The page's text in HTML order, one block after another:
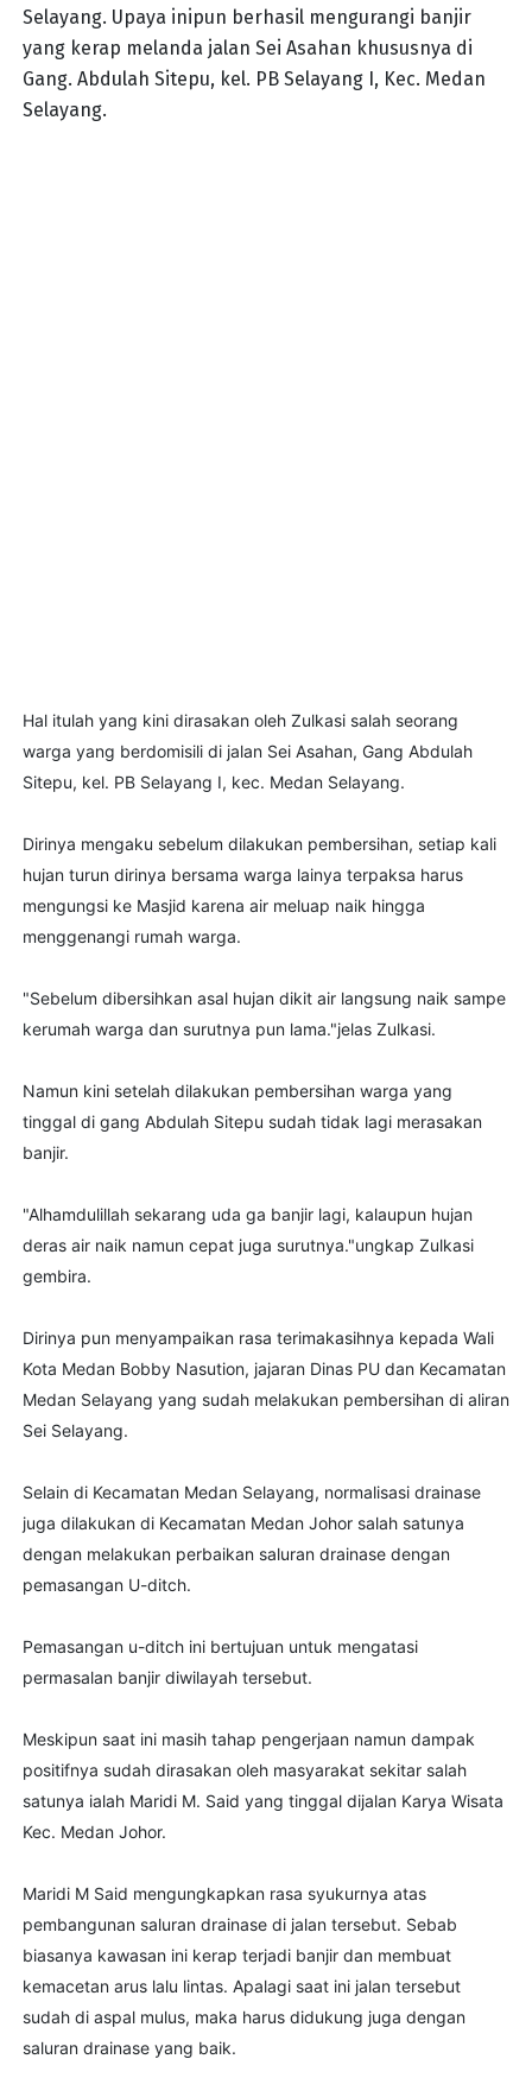
Selayang. Upaya inipun berhasil mengurangi banjir
yang kerap melanda jalan Sei Asahan khususnya di
Gang. Abdulah Sitepu, kel. PB Selayang I, Kec. Medan
Selayang.
Hal itulah yang kini dirasakan oleh Zulkasi salah seorang
warga yang berdomisili di jalan Sei Asahan, Gang Abdulah
Sitepu, kel. PB Selayang I, kec. Medan Selayang.
Dirinya mengaku sebelum dilakukan pembersihan, setiap kali
hujan turun dirinya bersama warga lainya terpaksa harus
mengungsi ke Masjid karena air meluap naik hingga
menggenangi rumah warga.
"Sebelum dibersihkan asal hujan dikit air langsung naik sampe
kerumah warga dan surutnya pun lama."jelas Zulkasi.
Namun kini setelah dilakukan pembersihan warga yang
tinggal di gang Abdulah Sitepu sudah tidak lagi merasakan
banjir.
"Alhamdulillah sekarang uda ga banjir lagi, kalaupun hujan
deras air naik namun cepat juga surutnya."ungkap Zulkasi
gembira.
Dirinya pun menyampaikan rasa terimakasihnya kepada Wali
Kota Medan Bobby Nasution, jajaran Dinas PU dan Kecamatan
Medan Selayang yang sudah melakukan pembersihan di aliran
Sei Selayang.
Selain di Kecamatan Medan Selayang, normalisasi drainase
juga dilakukan di Kecamatan Medan Johor salah satunya
dengan melakukan perbaikan saluran drainase dengan
pemasangan U-ditch.
Pemasangan u-ditch ini bertujuan untuk mengatasi
permasalan banjir diwilayah tersebut.
Meskipun saat ini masih tahap pengerjaan namun dampak
positifnya sudah dirasakan oleh masyarakat sekitar salah
satunya ialah Maridi M. Said yang tinggal dijalan Karya Wisata
Kec. Medan Johor.
Maridi M Said mengungkapkan rasa syukurnya atas
pembangunan saluran drainase di jalan tersebut. Sebab
biasanya kawasan ini kerap terjadi banjir dan membuat
kemacetan arus lalu lintas. Apalagi saat ini jalan tersebut
sudah di aspal mulus, maka harus didukung juga dengan
saluran drainase yang baik.